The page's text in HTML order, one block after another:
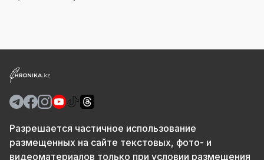
Разрешается частичное использование
размещенных на сайте текстовых, фото- и
видеоматериалов только при условии размещения